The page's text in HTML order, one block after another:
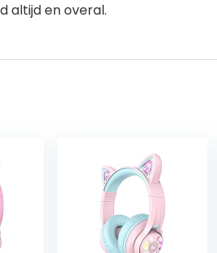
altijd en overal.